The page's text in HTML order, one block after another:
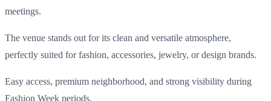
meetings.
The venue stands out for its clean and versatile atmosphere,
perfectly suited for fashion, accessories, jewelry, or design brands.
Easy access, premium neighborhood, and strong visibility during
Fashion Week periods.